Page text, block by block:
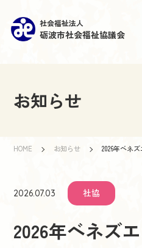
社会福祉法人
砺波市社会福祉協議会
お知らせ
HOME お知らせ 2026年ベネ
2026.07.03 社協
2026年ベネズ